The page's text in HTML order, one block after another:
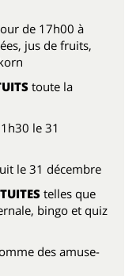
de 17h00 à
jus de fruits,
toute la
le 31
le 31 décembre
telles que
bingo et quiz
des amuse-